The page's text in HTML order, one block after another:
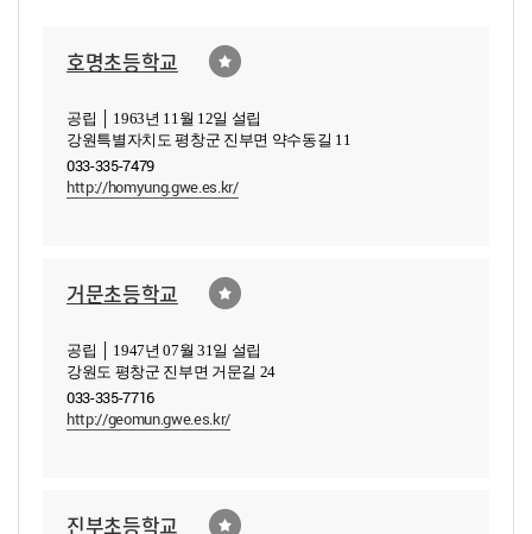
호명초등학교
공립 │ 1963년 11월 12일 설립
강원특별자치도 평창군 진부면 약수동길 11
033-335-7479
http://homyung.gwe.es.kr/
거문초등학교
공립 │ 1947년 07월 31일 설립
강원도 평창군 진부면 거문길 24
033-335-7716
http://geomun.gwe.es.kr/
진부초등학교